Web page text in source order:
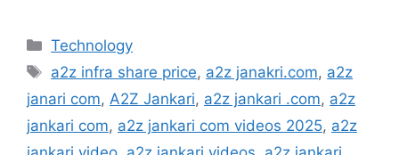
Categories
Technology
Tags
a2z infra share price, a2z janakri.com, a2z
janari com, A2Z Jankari, a2z jankari .com, a2z
jankari com, a2z jankari com videos 2025, a2z